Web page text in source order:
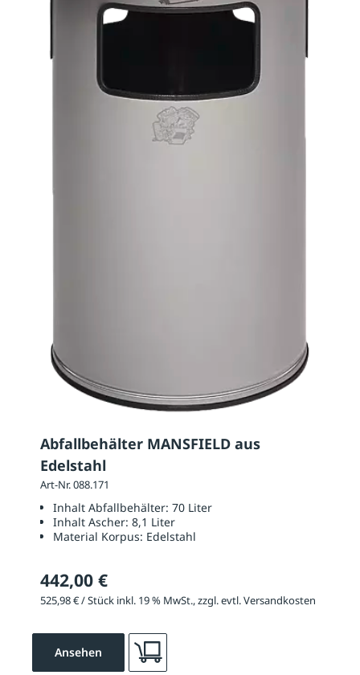
Abfallbehälter MANSFIELD aus
Edelstahl
Art-Nr. 088.171
Inhalt Abfallbehälter: 70 Liter
Inhalt Ascher: 8,1 Liter
Material Korpus: Edelstahl
442,00 €
525,98 € / Stück inkl. 19 % MwSt., zzgl. evtl. Versandkosten
Ansehen